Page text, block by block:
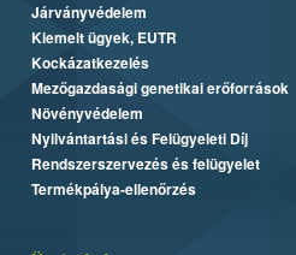
Járványvédelem
Kiemelt ügyek, EUTR
Kockázatkezelés
Mezőgazdasági genetikai erőforrások
Növényvédelem
Nyilvántartási és Felügyeleti Díj
Rendszerszervezés és felügyelet
Termékpálya-ellenőrzés